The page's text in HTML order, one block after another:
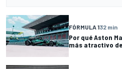
FÓRMULA 132 min
Por qué Aston
más atractivo